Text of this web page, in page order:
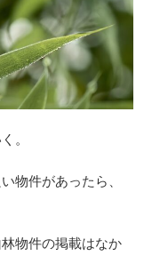
。
物件があったら、
物件の掲載はなか